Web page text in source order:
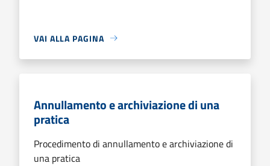
VAI ALLA PAGINA
Annullamento e archiviazione di una
pratica
Procedimento di annullamento e archiviazione di
una pratica